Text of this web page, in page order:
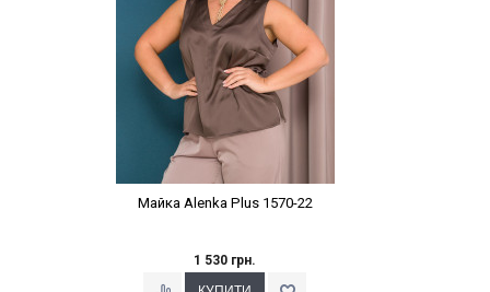
Майка Alenka Plus 1570-22
1 530 грн.